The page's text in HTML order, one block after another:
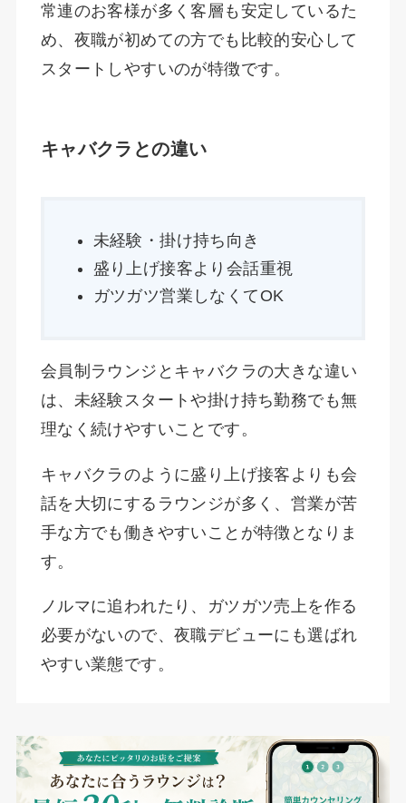
常連のお客様が多く客層も安定しているた
め、夜職が初めての方でも比較的安心して
スタートしやすいのが特徴です。
キャバクラとの違い
未経験・掛け持ち向き
盛り上げ接客より会話重視
ガツガツ営業しなくてOK
会員制ラウンジとキャバクラの大きな違い
は、未経験スタートや掛け持ち勤務でも無
理なく続けやすいことです。
キャバクラのように盛り上げ接客よりも会
話を大切にするラウンジが多く、営業が苦
手な方でも働きやすいことが特徴となりま
す。
ノルマに追われたり、ガツガツ売上を作る
必要がないので、夜職デビューにも選ばれ
やすい業態です。